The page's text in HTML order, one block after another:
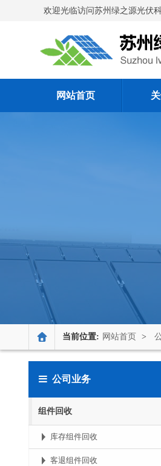
欢迎光临访问苏州绿之源光伏
网站首页
当前位置: 网站首页 >
公司业务
组件回收
库存组件回收
客退组件回收